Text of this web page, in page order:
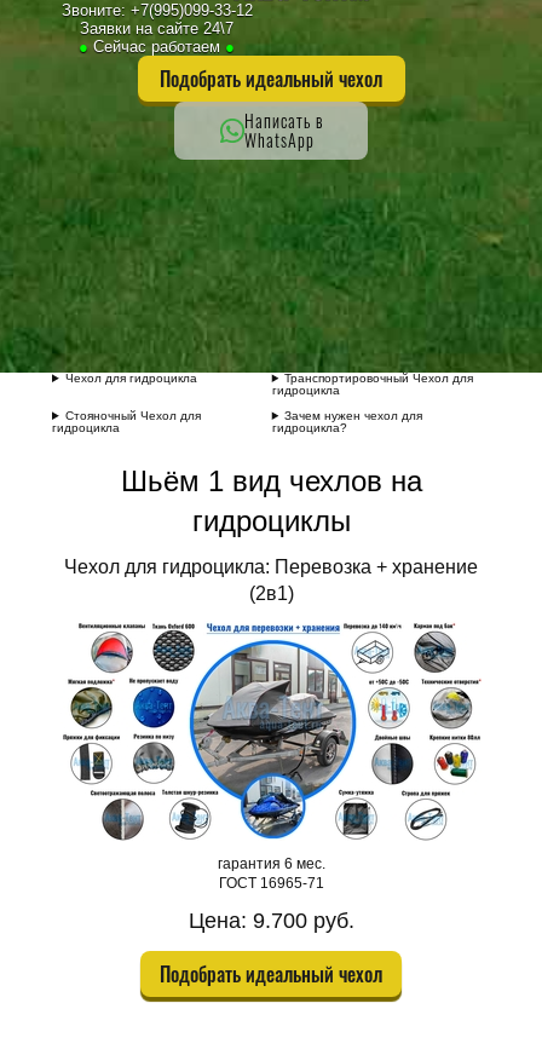
Звоните: +7(995)099-33-12
Заявки на сайте 24\7
● Сейчас работаем ●
Подобрать идеальный чехол
Написать в
WhatsApp
Чехол для гидроцикла
Транспортировочный Чехол для
гидроцикла
Стояночный Чехол для
гидроцикла
Зачем нужен чехол для
гидроцикла?
Шьём 1 вид чехлов на
гидроциклы
Чехол для гидроцикла: Перевозка + хранение
(2в1)
гарантия 6 мес.
ГОСТ 16965-71
Цена: 9.700 руб.
Подобрать идеальный чехол